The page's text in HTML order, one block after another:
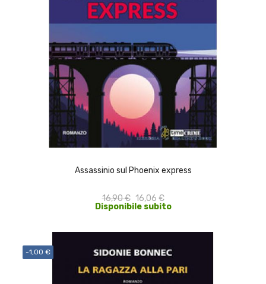
Assassinio sul Phoenix express
16,90 € 16,06 €
Disponibile subito
-1,00 €